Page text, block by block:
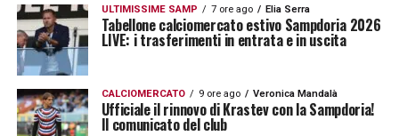
ULTIMISSIME SAMP 7 ore ago Elia Serra
Tabellone calciomercato estivo Sampdoria 2026
LIVE: i trasferimenti in entrata e in uscita
CALCIOMERCATO 9 ore ago Veronica Mandalà
Ufficiale il rinnovo di Krastev con la Sampdoria!
Il comunicato del club